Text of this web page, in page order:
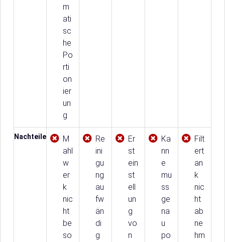
m
ati
sc
he
Po
rti
on
ier
un
g
Nachteile
M
ahl
w
er
k
nic
ht
be
so
Re
ini
gu
ng
au
fw
än
di
g
Er
st
ein
st
ell
un
g
vo
n
Ka
nn
e
mu
ss
ge
na
u
po
Filt
ert
an
k
nic
ht
ab
ne
hm